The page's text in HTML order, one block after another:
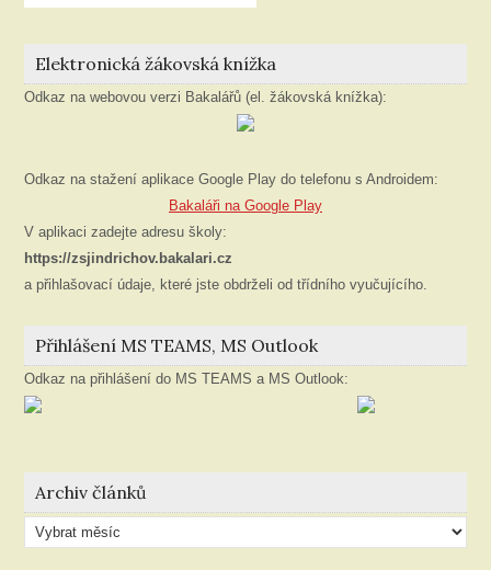
Elektronická žákovská knížka
Odkaz na webovou verzi Bakalářů (el. žákovská knížka):
Odkaz na stažení aplikace Google Play do telefonu s Androidem:
Bakaláři na Google Play
V aplikaci zadejte adresu školy:
https://zsjindrichov.bakalari.cz
a přihlašovací údaje, které jste obdrželi od třídního vyučujícího.
Přihlášení MS TEAMS, MS Outlook
Odkaz na přihlášení do MS TEAMS a MS Outlook:
Archiv článků
Archiv
článků